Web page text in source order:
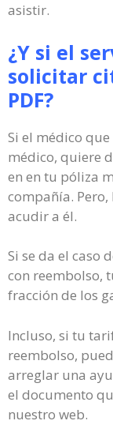
asistir.
¿Y si el
solicitar
PDF?
Si el médico
médico, quiere
en en tu póliza
compañía. Pero,
acudir a él.
Si se da el caso
con reembolso,
fracción de los
Incluso, si tu
reembolso,
arreglar una
el documento
nuestro web.